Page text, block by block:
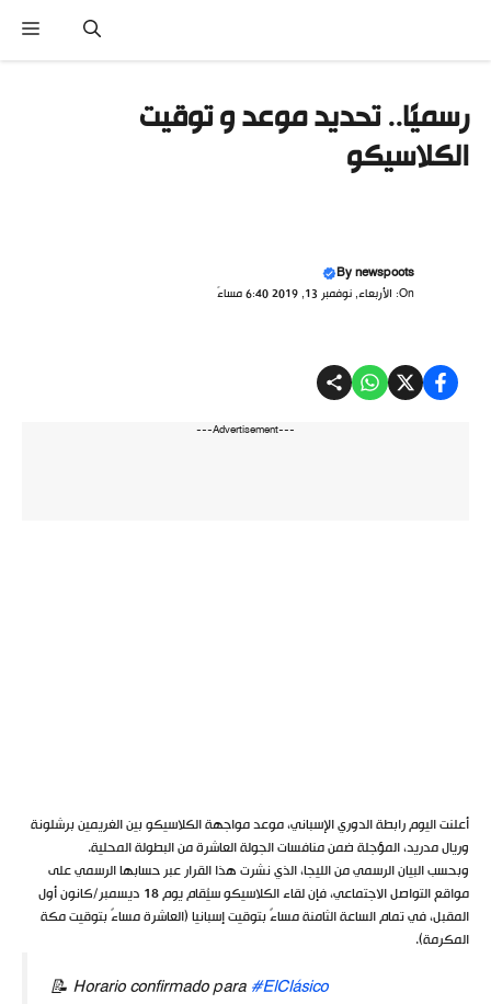
المحتوى
رسميًا.. تحديد موعد و توقيت
الكلاسيكو
Bynewspoots
On: الأربعاء, نوفمبر 13, 2019 6:40 مساءً
---Advertisement---
أعلنت اليوم رابطة الدوري الإسباني، موعد مواجهة الكلاسيكو بين الغريمين برشلونة
وريال مدريد، المؤجلة ضمن منافسات الجولة العاشرة من البطولة المحلية.
وبحسب البيان الرسمي من الليجا، الذي نشرت هذا القرار عبر حسابها الرسمي على
مواقع التواصل الاجتماعي، فإن لقاء الكلاسيكو سيُقام يوم 18 ديسمبر/كانون أول
المقبل، في تمام الساعة الثامنة مساءً بتوقيت إسبانيا (العاشرة مساءً بتوقيت مكة
المكرمة).
📝 Horario confirmado para#ElClásico